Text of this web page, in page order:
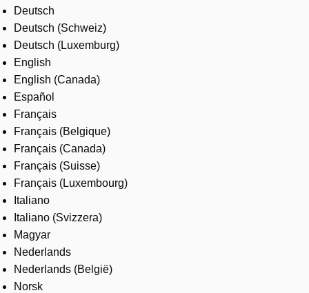
About us
Where to buy
Contact us
Careers
Deutsch
Deutsch (Schweiz)
Deutsch (Luxemburg)
English
English (Canada)
Español
Français
Français (Belgique)
Français (Canada)
Français (Suisse)
Français (Luxembourg)
Italiano
Italiano (Svizzera)
Magyar
Nederlands
Nederlands (België)
Norsk